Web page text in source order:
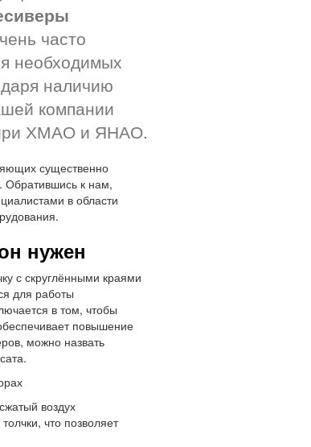
часто
необходимых
наличию
компании
ХМАО и ЯНАО.
существенно
Обратившись к нам,
в области
нужен
с скруглёнными краями
для работы
в том, чтобы
повышение
можно назвать
воздух
что позволяет